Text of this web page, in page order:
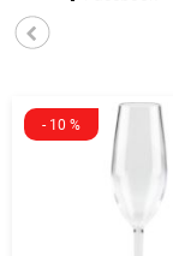
- 10 %